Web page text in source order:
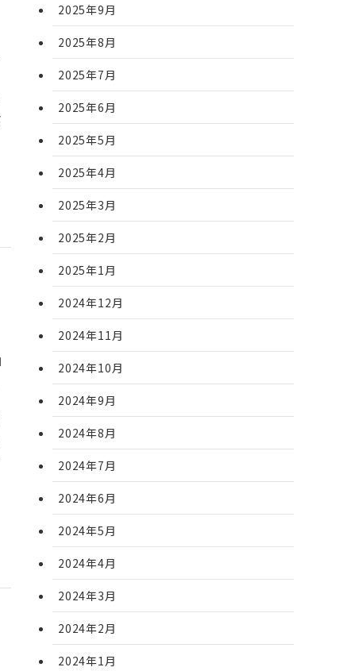
2025年9月
2025年8月
2025年7月
2025年6月
2025年5月
2025年4月
2025年3月
2025年2月
2025年1月
2024年12月
2024年11月
2024年10月
2024年9月
2024年8月
2024年7月
2024年6月
2024年5月
2024年4月
2024年3月
2024年2月
2024年1月